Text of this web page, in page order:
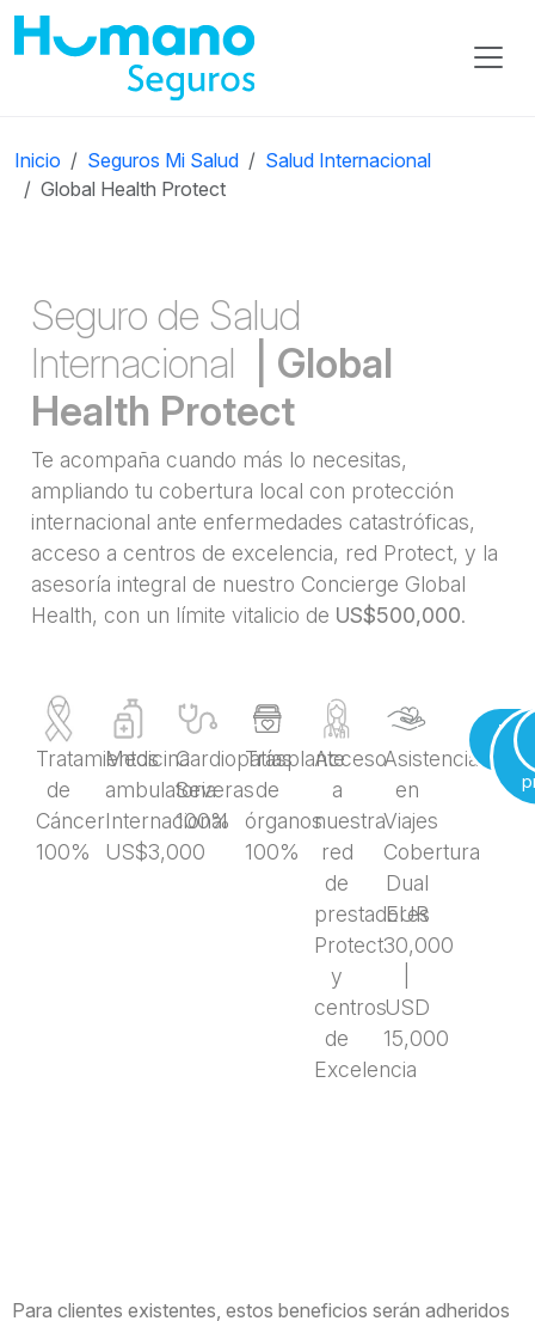
Inicio Seguros Mi Salud
Salud Internacional
Global Health Protect
Seguro de Salud
Internacional
Global
Health Protect
Te acompaña cuando más lo necesitas,
ampliando tu cobertura local con protección
internacional ante enfermedades catastróficas,
acceso a centros de excelencia, red Protect, y la
asesoría integral de nuestro Concierge Global
Health, con un límite vitalicio de US$500,000.
Tratamientos
de
Cáncer
100%
Medicina
ambulatoria
Internacional
US$3,000
Cardiopatías
Severas
100%
Trasplante
de
órganos
100%
Acceso
a
nuestra
red
de
prestadores
Protect
y
centros
de
Excelencia
Asistencia
en
Viajes
Cobertura
Dual
EUR
30,000
USD
15,000
Para clientes existentes, estos beneficios serán adheridos